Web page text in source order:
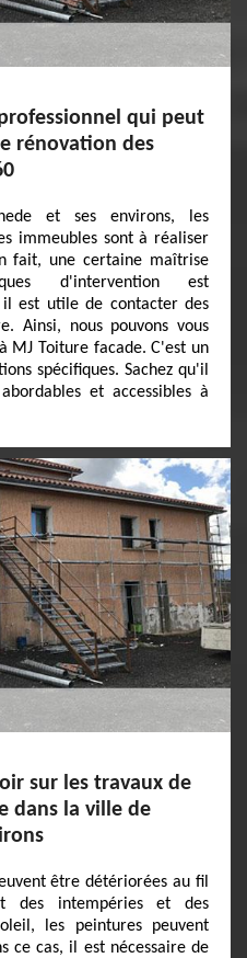
qui peut
rénovation des
et ses environs, les
immeubles sont à réaliser
fait, une certaine maîtrise
d'intervention est
il est utile de contacter des
Ainsi, nous pouvons vous
MJ Toiture facade. C'est un
spécifiques. Sachez qu'il
et accessibles à
sur les travaux de
dans la ville de
être détériorées au fil
des intempéries et des
les peintures peuvent
ce cas, il est nécessaire de